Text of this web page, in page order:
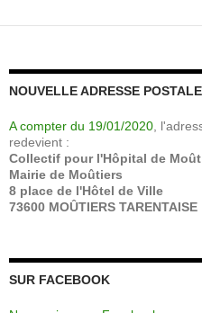
NOUVELLE ADRESSE POSTALE
A compter du 19/01/2020 ,
redevient :
Collectif pour l'Hôpital de
Mairie de Moûtiers
8 place de l'Hôtel de Ville
73600 MOÛTIERS TARENTAISE
SUR FACEBOOK